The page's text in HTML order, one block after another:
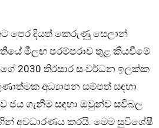
පෙර දියත් කෙරුණු සෙලාන්
මීලඟ පරම්පරාව තුළ කියවීමේ
2030 තිරසාර සංවර්ධන ඉලක්ක
අධ්‍යාපන සම්පත් සඳහා
ජය ගැනීම සඳහා ඔවුන්ව සවිබල
අවධාරණය කරයි. මෙම සුවිශේෂී